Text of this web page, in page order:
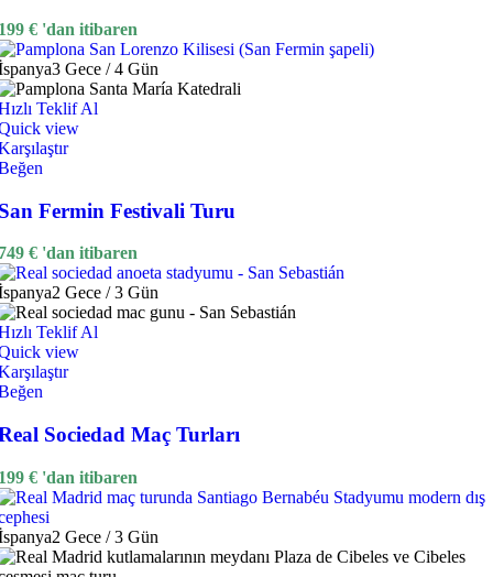
€ 'dan itibaren
3 Gece / 4 Gün
Teklif Al
view
Fermin Festivali Turu
€ 'dan itibaren
2 Gece / 3 Gün
Teklif Al
view
Sociedad Maç Turları
€ 'dan itibaren
2 Gece / 3 Gün